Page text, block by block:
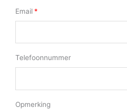
Email
Telefoonnummer
Opmerking